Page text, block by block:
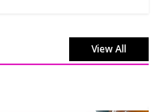
View All